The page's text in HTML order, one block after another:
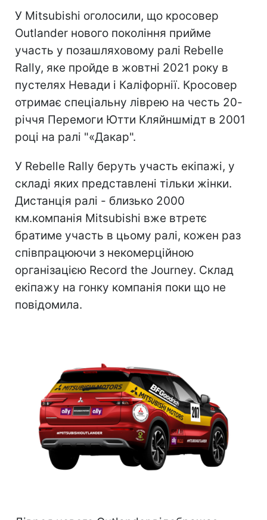
У Mitsubishi оголосили, що кросовер
Outlander нового покоління прийме
участь у позашляховому ралі Rebelle
Rally, яке пройде в жовтні 2021 року в
пустелях Невади і Каліфорнії. Кросовер
отримає спеціальну ліврею на честь 20-
річчя Перемоги Ютти Кляйншмідт в 2001
році на ралі "«Дакар".
У Rebelle Rally беруть участь екіпажі, у
складі яких представлені тільки жінки.
Дистанція ралі - близько 2000
км.компанія Mitsubishi вже втретє
братиме участь в цьому ралі, кожен раз
співпрацюючи з некомерційною
організацією Record the Journey. Склад
екіпажу на гонку компанія поки що не
повідомила.